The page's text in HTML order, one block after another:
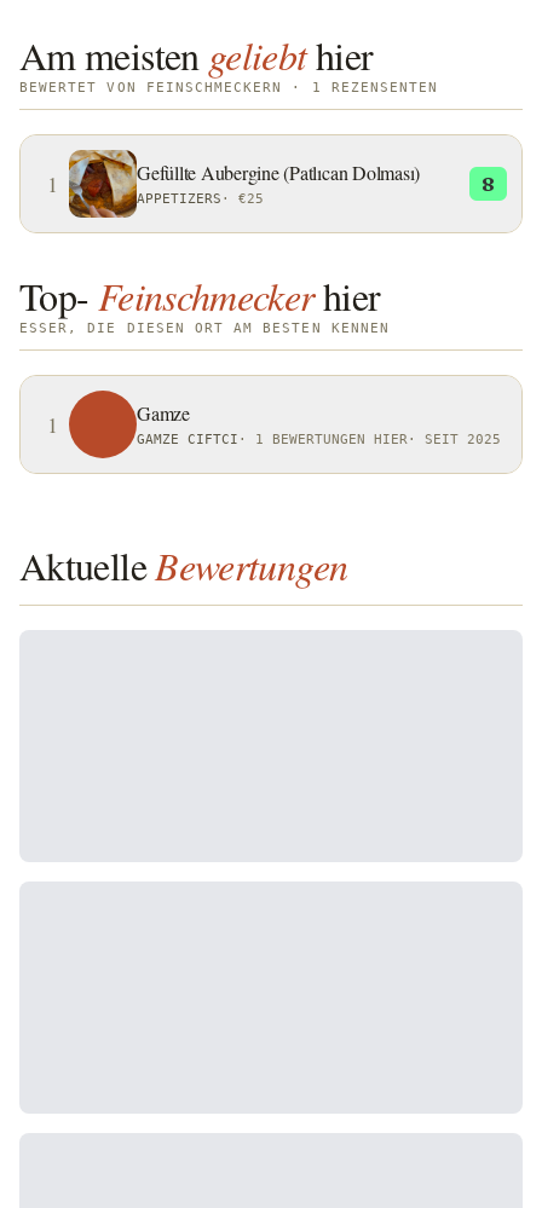
Am meisten geliebthier
BEWERTET VON FEINSCHMECKERN · 1 REZENSENTEN
1 Gefüllte Aubergine (Patlıcan Dolması)
APPETIZERS · €25
8
Top-Feinschmeckerhier
ESSER, DIE DIESEN ORT AM BESTEN KENNEN
1 Gamze
GAMZE CIFTCI · 1 BEWERTUNGEN HIER · SEIT 2025
AktuelleBewertungen